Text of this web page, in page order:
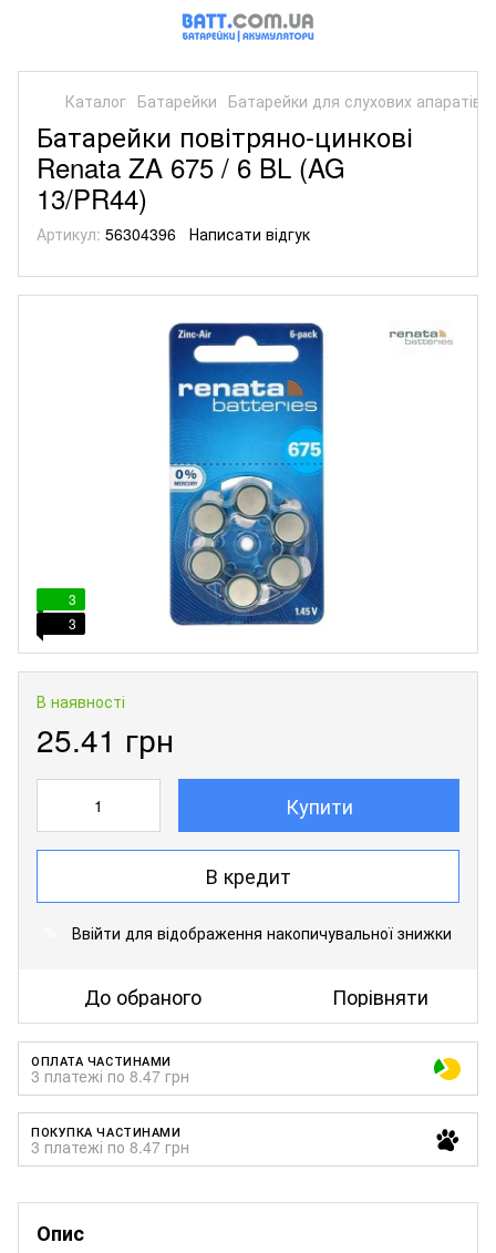
Каталог Батарейки Батарейки для слухових апаратів
Батарейки повітряно-цинкові
Renata ZA 675 / 6 BL (AG
13/PR44)
Артикул: 56304396 Написати відгук
3
3
В наявності
25.41 грн
Купити
В кредит
Ввійти для відображення накопичувальної знижки
До обраного Порівняти
ОПЛАТА ЧАСТИНАМИ
3 платежі по 8.47 грн
ПОКУПКА ЧАСТИНАМИ
3 платежі по 8.47 грн
Опис